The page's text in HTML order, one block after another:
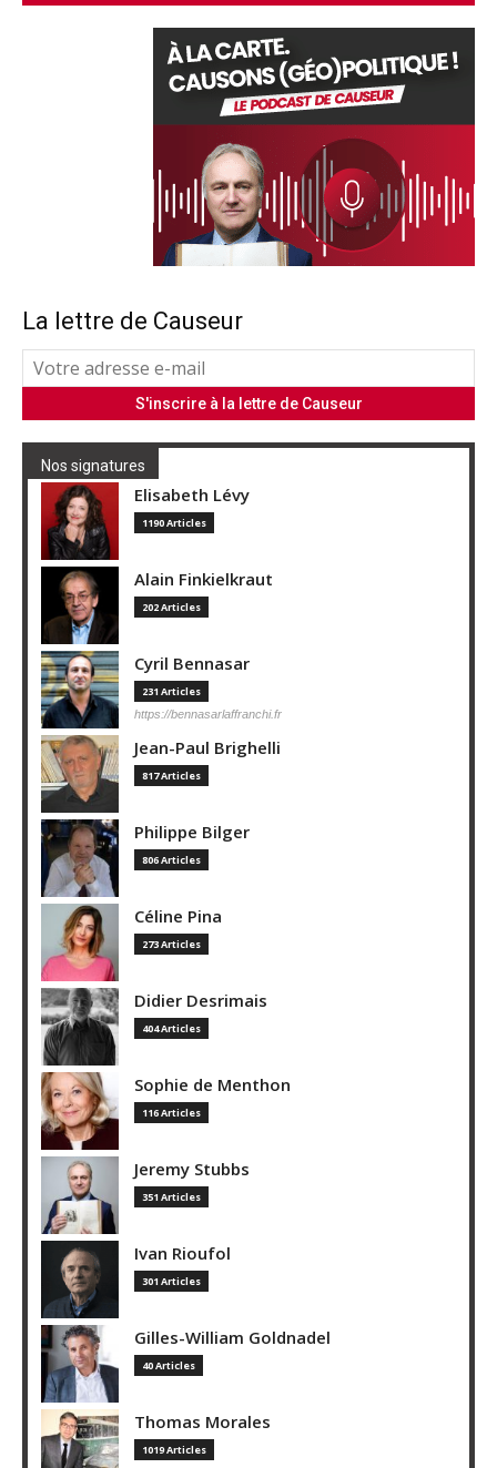
La lettre de Causeur
Nos signatures
Elisabeth Lévy
1190 Articles
Alain Finkielkraut
202 Articles
Cyril Bennasar
231 Articles
https://bennasarlaffranchi.fr
Jean-Paul Brighelli
817 Articles
Philippe Bilger
806 Articles
Céline Pina
273 Articles
Didier Desrimais
404 Articles
Sophie de Menthon
116 Articles
Jeremy Stubbs
351 Articles
Ivan Rioufol
301 Articles
Gilles-William Goldnadel
40 Articles
Thomas Morales
1019 Articles